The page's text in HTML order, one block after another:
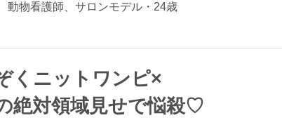
動物看護師、サロンモデル・24歳
くニットワンピ×
絶対領域見せで悩殺♡